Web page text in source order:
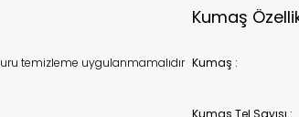
temizleme uygulanmamalıdır
Kumaş
Kumaş :
Kumaş Tel Sayısı :